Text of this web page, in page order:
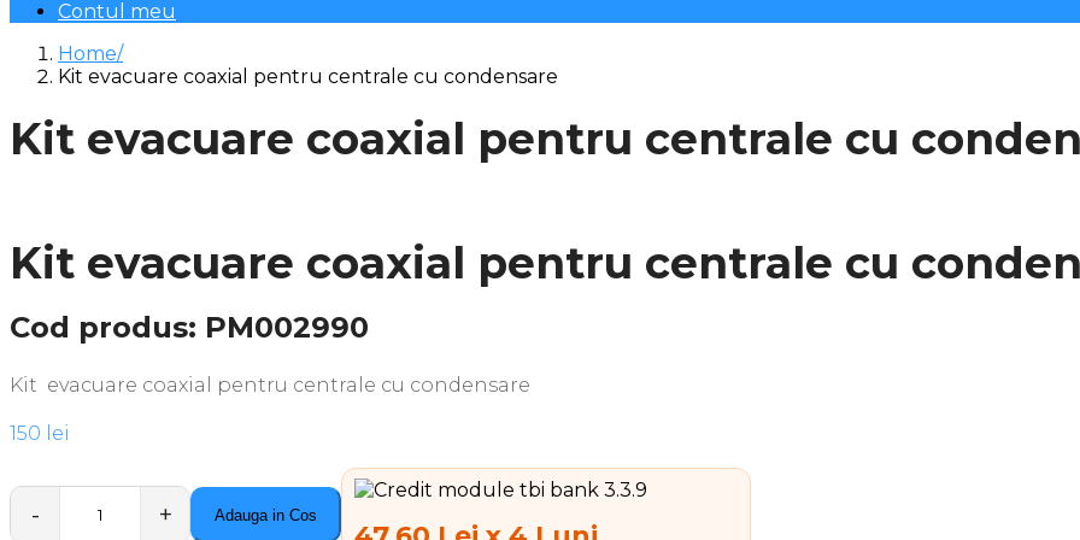
Contul meu
Home
Kit evacuare coaxial pentru centrale cu condensare
Kit evacuare coaxial pentru centrale cu
Kit evacuare coaxial pentru centrale cu
Cod produs: PM002990
Kit evacuare coaxial pentru centrale cu condensare
150 lei
Quantity Adauga in Cos